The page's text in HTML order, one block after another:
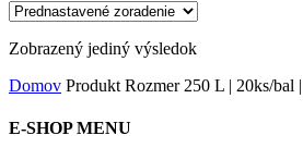
Zobrazený jediný výsledok
Domov Produkt Rozmer 250 L | 20ks/bal |
E-SHOP MENU